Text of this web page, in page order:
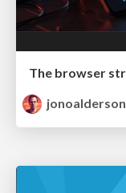
The browser
jonoalderson